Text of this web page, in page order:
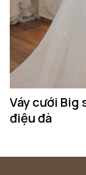
Váy cưới Big
điệu đà